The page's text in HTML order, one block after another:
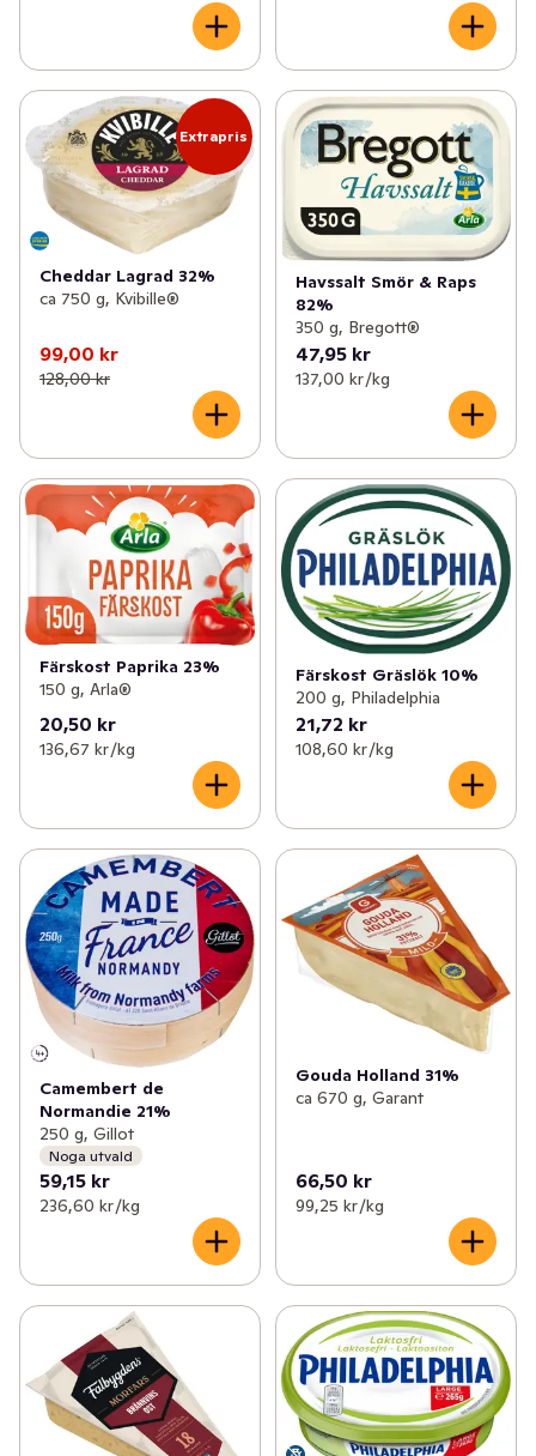
Extrapris
Cheddar Lagrad 32%
ca 750 g, Kvibille®
99,00 kr
128,00 kr
Havssalt Smör & Raps
82%
350 g, Bregott®
47,95 kr
137,00 kr /kg
Färskost Paprika 23%
150 g, Arla®
20,50 kr
136,67 kr /kg
Färskost Gräslök 10%
200 g, Philadelphia
21,72 kr
108,60 kr /kg
Camembert de
Normandie 21%
250 g, Gillot
Noga utvald
59,15 kr
236,60 kr /kg
Gouda Holland 31%
ca 670 g, Garant
66,50 kr
99,25 kr /kg